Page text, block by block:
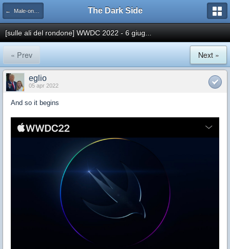
← Male-on-male Gay Pr0n The Dark Side
[sulle ali del rondone] WWDC 2022 - 6 giug...
« Prev Next »
eglio
05 apr 2022
And so it begins